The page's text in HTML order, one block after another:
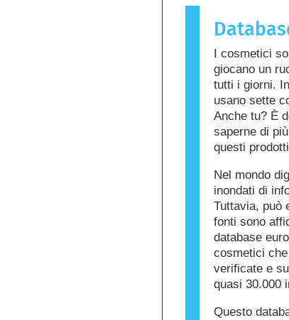
sostanza che
chiamata
ingredienti che
per alcune
prodotto non
altri.
I cosmetici
giocano un
tutti i giorni.
usano sette
Anche tu? È
saperne di
questi
Nel mondo
inondati di
Tuttavia, può
fonti sono
database
cosmetici
verificate e
quasi 30.000
Questo